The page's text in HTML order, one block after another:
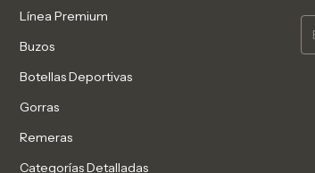
Línea Premium
Buzos
Botellas Deportivas
Gorras
Remeras
Categorías Detalladas